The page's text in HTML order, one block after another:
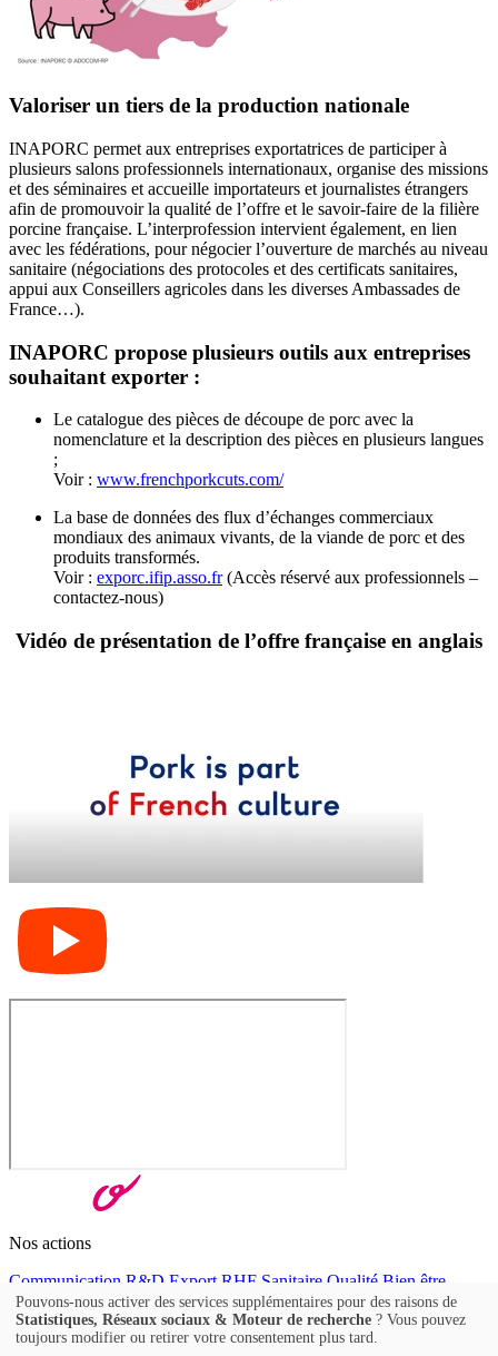
Valoriser un tiers de la production nationale
INAPORC permet aux entreprises exportatrices de participer à
plusieurs salons professionnels internationaux, organise des missions
et des séminaires et accueille importateurs et journalistes étrangers
afin de promouvoir la qualité de l’offre et le savoir-faire de la filière
porcine française. L’interprofession intervient également, en lien
avec les fédérations, pour négocier l’ouverture de marchés au niveau
sanitaire (négociations des protocoles et des certificats sanitaires,
appui aux Conseillers agricoles dans les diverses Ambassades de
France…).
INAPORC propose plusieurs outils aux entreprises
souhaitant exporter :
Le catalogue des pièces de découpe de porc avec la
nomenclature et la description des pièces en plusieurs langues
;
Voir : www.frenchporkcuts.com/
La base de données des flux d’échanges commerciaux
mondiaux des animaux vivants, de la viande de porc et des
produits transformés.
Voir : exporc.ifip.asso.fr(Accès réservé aux professionnels –
contactez-nous)
Vidéo de présentation de l’offre française en anglais
Nos actions
Communication R&D Export RHF Sanitaire Qualité Bien être
animal Climat
Inaporc La filière porcine Espace Presse
Indicateurs filière
porcine
Pouvons-nous activer des services supplémentaires pour des raisons de
Statistiques, Réseaux sociaux & Moteur de recherche ? Vous pouvez
toujours modifier ou retirer votre consentement plus tard.